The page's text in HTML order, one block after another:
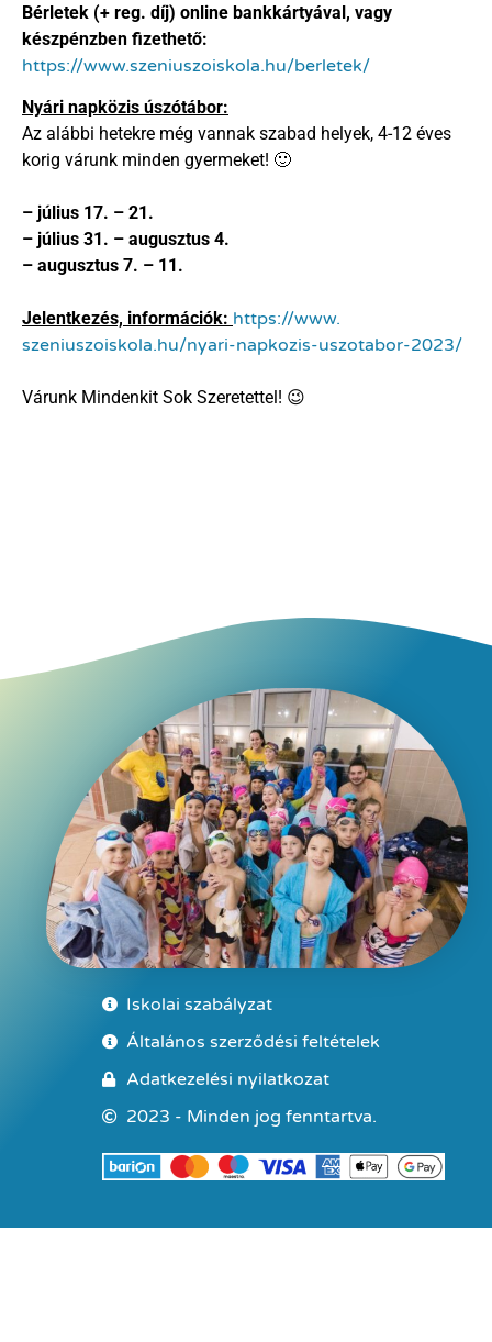
Bérletek (+ reg. díj) online bankkártyával, vagy
készpénzben fizethető:
https://www.szeniuszoiskola.hu/berletek/
Nyári napközis úszótábor:
Az alábbi hetekre még vannak szabad helyek, 4-12 éves
korig várunk minden gyermeket! 🙂
– július 17. – 21.
– július 31. – augusztus 4.
– augusztus 7. – 11.
Jelentkezés, információk: https://www.
szeniuszoiskola.hu/nyari-napkozis-uszotabor-2023/
Várunk Mindenkit Sok Szeretettel! 😉
Iskolai szabályzat
Általános szerződési feltételek
Adatkezelési nyilatkozat
2023 - Minden jog fenntartva.